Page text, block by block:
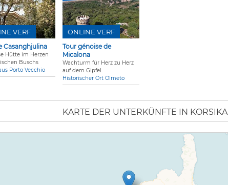
Casanghjulina
Hütte im Herzen
Buschs
Porto Vecchio
VERF
Tour génoise de
Micalona
Wachturm für Herz zu Herz
auf dem Gipfel.
Historischer Ort Olmeto
ONLINE VERF
KARTE DER UNTERKÜNFTE IN KORSIKA